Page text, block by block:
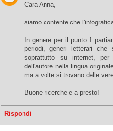
Cara Anna,
siamo contente che
In genere per il punto 1
periodi, generi letterari
soprattutto su internet, per
dell'autore nella lingua
ma a volte si trovano delle
Buone ricerche e a presto!
Rispondi